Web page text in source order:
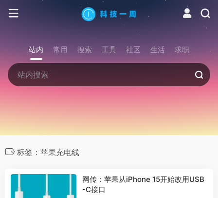
站内 常用 搜索 工具 社区 生活 求职
标签：苹果充电线
网传：苹果从iPhone 15开始改用USB
-C接口